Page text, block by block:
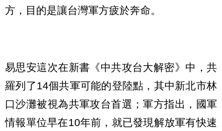
方，目的是讓台灣軍方疲於奔命。
易思安這次在新書《中共攻台大解密》中，共
羅列了14個共軍可能的登陸點，其中新北市林
口沙灘被視為共軍攻台首選；軍方指出，國軍
情報單位早在10年前，就已發現解放軍有快速